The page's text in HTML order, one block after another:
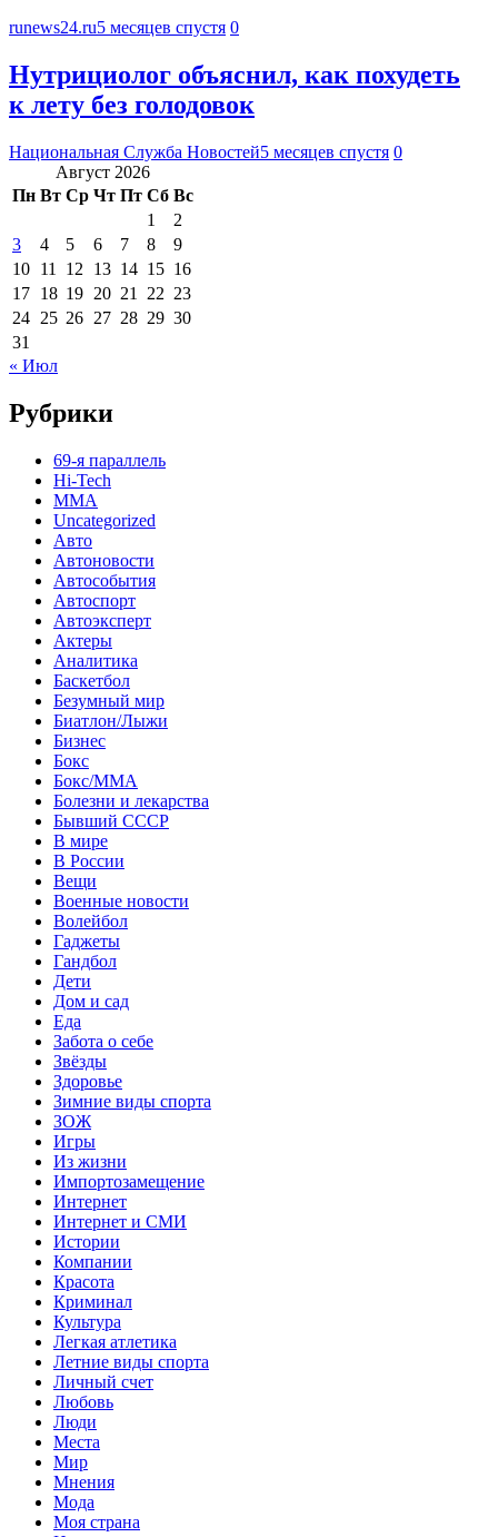
runews24.ru5 месяцев спустя 0
Нутрициолог объяснил, как похудеть
к лету без голодовок
Национальная Служба Новостей5 месяцев спустя 0
Август 2026
Пн Вт Ср Чт Пт Сб Вс
1
2
3
4 5 6 7 8
9
10 11 12 13 14 15 16
17 18 19 20 21 22 23
24 25 26 27 28 29 30
31
« Июл
Рубрики
69-я параллель
Hi-Tech
MMA
Uncategorized
Авто
Автоновости
Автособытия
Автоспорт
Автоэксперт
Актеры
Аналитика
Баскетбол
Безумный мир
Биатлон/Лыжи
Бизнес
Бокс
Бокс/MMA
Болезни и лекарства
Бывший СССР
В мире
В России
Вещи
Военные новости
Волейбол
Гаджеты
Гандбол
Дети
Дом и сад
Еда
Забота о себе
Звёзды
Здоровье
Зимние виды спорта
ЗОЖ
Игры
Из жизни
Импортозамещение
Интернет
Интернет и СМИ
Истории
Компании
Красота
Криминал
Культура
Легкая атлетика
Летние виды спорта
Личный счет
Любовь
Люди
Места
Мир
Мнения
Мода
Моя страна